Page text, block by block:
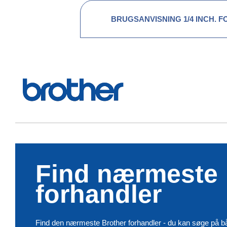
BRUGSANVISNING 1/4 INCH.
Find nærmeste
forhandler
Find den nærmeste Brother forhandler - du kan søge på